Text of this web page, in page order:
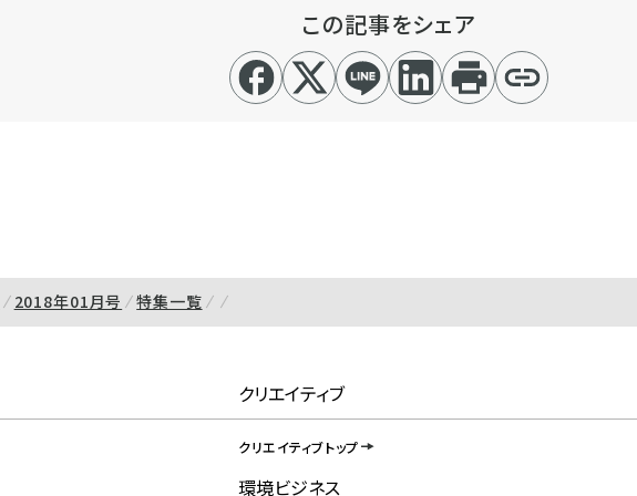
この記事をシェア
2018年01月号 特集一覧
クリエイティブ
クリエイティブトップ
環境ビジネス